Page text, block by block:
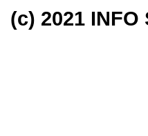
(c) 2021